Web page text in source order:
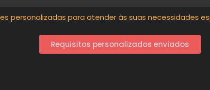
personalizadas para atender às suas necessidades
Requisitos personalizados enviados